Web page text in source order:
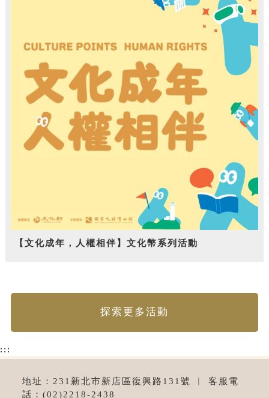
【文化成年，人權相伴】文化幣系列活動
探索更多活動
:::
地址：231新北市新店區復興路131號 ︱ 客服電
話：(02)2218-2438